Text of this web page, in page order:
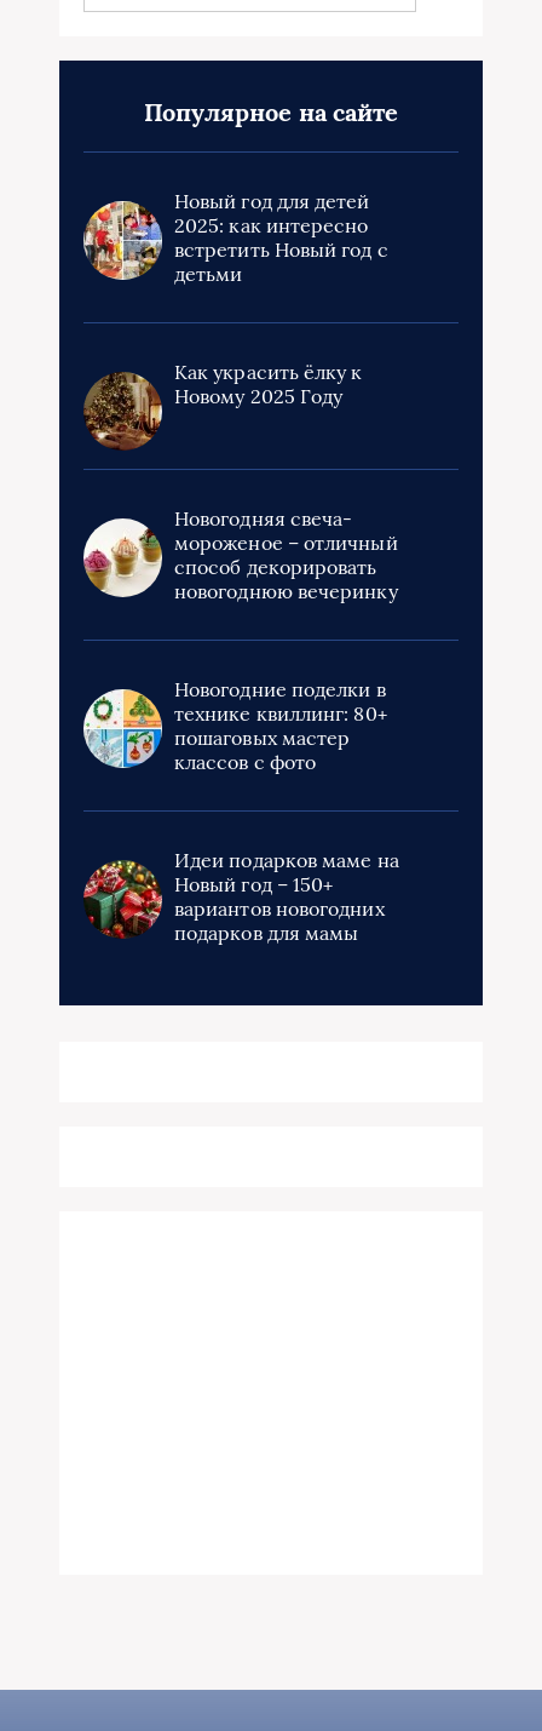
Популярное на сайте
Новый год для детей
2025: как интересно
встретить Новый год с
детьми
Как украсить ёлку к
Новому 2025 Году
Новогодняя свеча-
мороженое – отличный
способ декорировать
новогоднюю вечеринку
Новогодние поделки в
технике квиллинг: 80+
пошаговых мастер
классов с фото
Идеи подарков маме на
Новый год – 150+
вариантов новогодних
подарков для мамы